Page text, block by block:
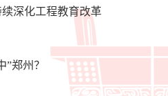
续深化工程教育改革
”郑州？